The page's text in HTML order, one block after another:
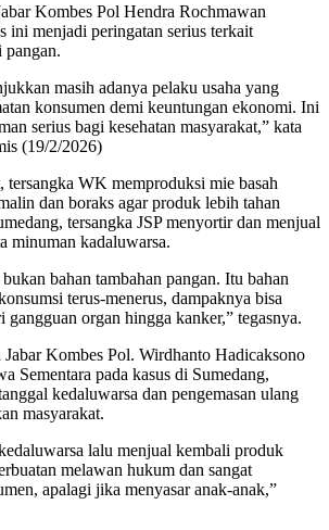
Kombes Pol Hendra Rochmawan
ini menjadi peringatan serius terkait
pangan.
masih adanya pelaku usaha yang
konsumen demi keuntungan ekonomi. Ini
serius bagi kesehatan masyarakat,” kata
(19/2/2026)
tersangka WK memproduksi mie basah
dan boraks agar produk lebih tahan
tersangka JSP menyortir dan menjual
minuman kadaluwarsa.
bahan tambahan pangan. Itu bahan
terus-menerus, dampaknya bisa
gangguan organ hingga kanker,” tegasnya.
Kombes Pol. Wirdhanto Hadicaksono
Sementara pada kasus di Sumedang,
kedaluwarsa dan pengemasan ulang
masyarakat.
lalu menjual kembali produk
melawan hukum dan sangat
apalagi jika menyasar anak-anak,”